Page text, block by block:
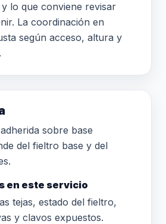
lo que conviene revisar
La coordinación en
según acceso, altura y
sobre base
del fieltro base y del
en este servicio
tejas, estado del fieltro,
y clavos expuestos.